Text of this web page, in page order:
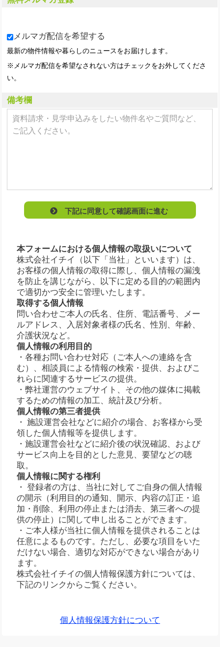
メルマガ配信を希望する
最新の物件情報や暮らしのニュースをお届けします。
※メルマガ配信を希望なされない方はチェックをお外してくださ
い。
備考欄
下記に同意して確認画面に進む
本フォームにおける個人情報の取扱いについて
株式会社イチイ（以下「当社」といいます）は、
お客様の個人情報の取得に際し、個人情報の漏洩
を防止を講じながら、以下に定める目的の範囲内
で適切かつ安全に管理いたします。
取得する個人情報
問い合わせご本人の氏名、住所、電話番号、メー
ルアドレス、入居対象者様の氏名、性別、年齢、
介護状況など。
個人情報の利用目的
・各種お問い合わせ対応（ご本人への連絡を含
む）、相談員による情報の検索・提供、およびこ
れらに関連するサービスの提供。
・弊社運営のウェブサイト、その他の媒体に掲載
するための情報の加工、統計及び分析。
個人情報の第三者提供
・ 施設運営会社などに紹介の場合、お客様から受
領した個人情報等を提供します。
・施設運営会社などに紹介後の状況確認、および
サービス向上を目的とした意見、要望などの聴
取。
個人情報に関する権利
・ 登録者の方は、当社に対してご自身の個人情報
の開示（利用目的の通知、開示、内容の訂正・追
加・削除、利用の停止または消去、第三者への提
供の停止）に関して申し出ることができます。
・ご本人様が当社に個人情報を提供されることは
任意によるものです。ただし、必要な項目をいた
だけない場合、適切な対応ができない場合があり
ます。
株式会社イチイの個人情報保護方針については、
下記のリンクからご覧ください。
個人情報保護方針について